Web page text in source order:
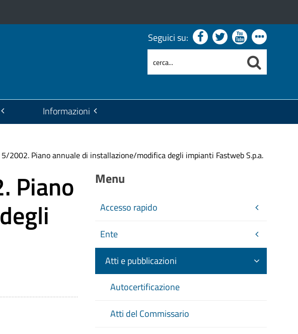
Seguici su:
Informazioni
2002. Piano annuale di installazione/modifica degli impianti Fastweb S.p.a.
Piano Menu
Accesso rapido
Ente
Atti e pubblicazioni
Autocertificazione
Atti del Commissario